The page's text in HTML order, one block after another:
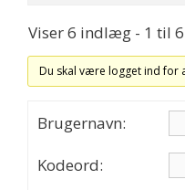
Viser 6 indlæg - 1 til
Du skal være logget ind for
Brugernavn:
Kodeord: